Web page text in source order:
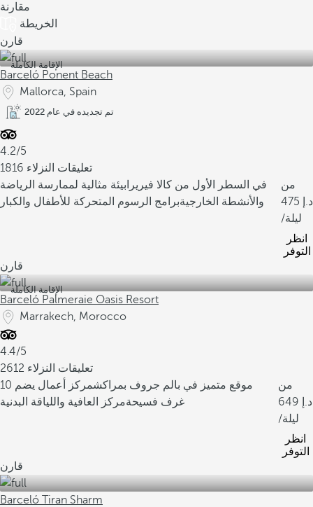
مقارنة
الخريطة
قارن
الإقامة الكاملة
Barceló Ponent Beach
Mallorca, Spain
تم تجديده في عام 2022
4.2/5
1816 تعليقات النزلاء
في السطر الأول من كالا فيريرا بيئة مثالية لممارسة الرياضة
والأنشطة الخارجيةبرامج الرسوم المتحركة للأطفال والكبار
من
475
/ليلة
انظر
التوفر
قارن
الإقامة الكاملة
Barceló Palmeraie Oasis Resort
Marrakech, Morocco
4.4/5
2612 تعليقات النزلاء
موقع متميز في بالم جروف بمراكش
مركز أعمال يضم 10
غرف فسيحةمركز العافية واللياقة البدنية
من
649
/ليلة
انظر
التوفر
قارن
Barceló Tiran Sharm